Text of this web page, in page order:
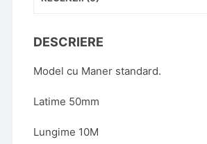
DESCRIERE
Model cu Maner standard.
Latime 50mm
Lungime 10M